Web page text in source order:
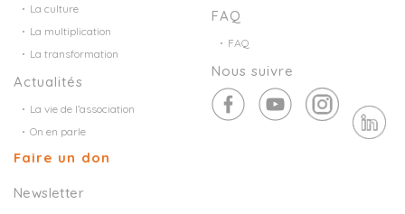
La culture
La multiplication
La transformation
Actualités
La vie de l’association
On en parle
Faire un don
FAQ
FAQ
Nous suivre
Newsletter